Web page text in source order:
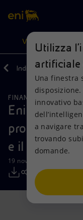
Cerca
scopri EnergIA,
artificiale.
VISIONE
Visione
Mission e valori
Persone e
Net Zero
Modello
Azioni
Diversificazione
Tecnologie per la
Collaborazioni
Attività nel
Prodotti
Casa
Imprese
Mobilità
Indietro Media
FINANZA, STRATEGIA
Eni:
proprie nel
e il 14
19 novembre 2025 - 12:34
Utilizza
artificiale
Una finestra
innovativo
a navigare
trovando
domande.